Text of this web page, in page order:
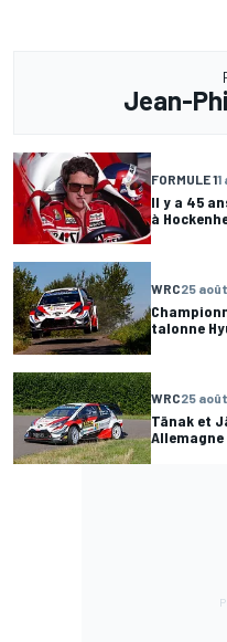
Jean-
FORMULE 11
Il y a 45
à
WRC25
talonne
WRC25
Tänak et
Allemagne